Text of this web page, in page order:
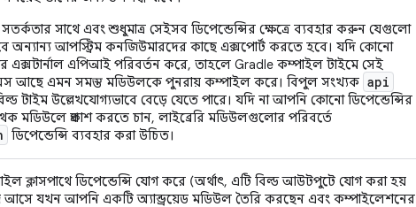
সাথে এবং শুধুমাত্র সেইসব ডিপেন্ডেন্সির ক্ষেত্রে ব্যবহার করুন যেগুলো
অন্যান্য আপস্ট্রিম কনজিউমারদের কাছে এক্সপোর্ট করতে হবে। যদি কোনো
এক্সটার্নাল এপিআই পরিবর্তন করে, তাহলে Gradle কম্পাইল টাইমে সেই
আছে এমন সমস্ত মডিউলকে পুনরায় কম্পাইল করে। বিপুল সংখ্যক api
টাইম উল্লেখযোগ্যভাবে বেড়ে যেতে পারে। যদি না আপনি কোনো ডিপেন্ডেন্সির
প্রকাশ করতে চান, লাইব্রেরি মডিউলগুলোর পরিবর্তে
ডিপেন্ডেন্সি ব্যবহার করা উচিত।
ক্লাসপাথে ডিপেন্ডেন্সি যোগ করে (অর্থাৎ, এটি বিল্ড আউটপুটে যোগ করা হয়
আসে যখন আপনি একটি অ্যান্ড্রয়েড মডিউল তৈরি করছেন এবং কম্পাইলেশনের